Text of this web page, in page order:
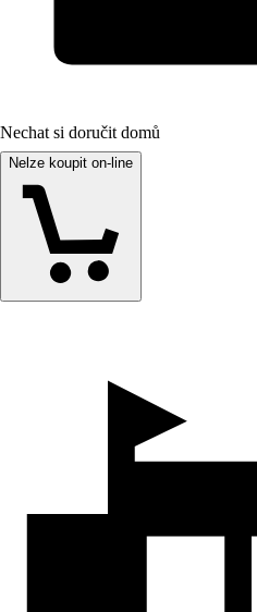
Nechat si doručit domů
Nelze koupit on-line